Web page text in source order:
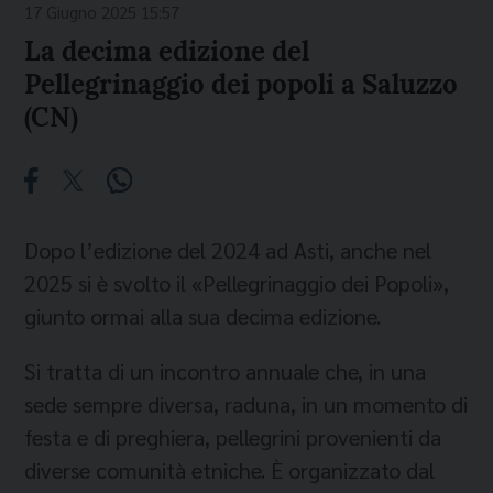
La decima edizione del
Pellegrinaggio dei popoli a Saluzzo
(CN)
Dopo l’edizione del 2024 ad Asti, anche nel
2025 si è svolto il «Pellegrinaggio dei Popoli»,
giunto ormai alla sua decima edizione.
Si tratta di un incontro annuale che, in una
sede sempre diversa, raduna, in un momento di
festa e di preghiera, pellegrini provenienti da
diverse comunità etniche. È organizzato dal